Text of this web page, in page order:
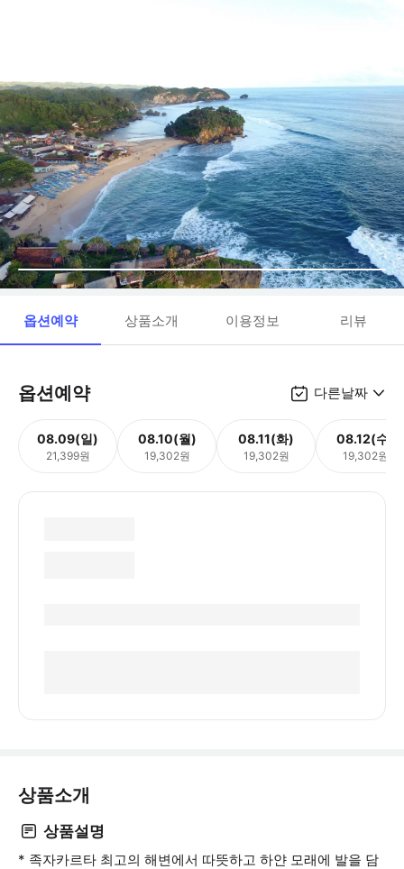
옵션예약 상품소개 이용정보 리뷰
옵션예약 다른날짜
08.09(일)
21,399원
08.10(월)
19,302원
08.11(화)
19,302원
08.12(수)
19,302원
상품소개
상품설명
* 족자카르타 최고의 해변에서 따뜻하고 하얀 모래에 발을 담